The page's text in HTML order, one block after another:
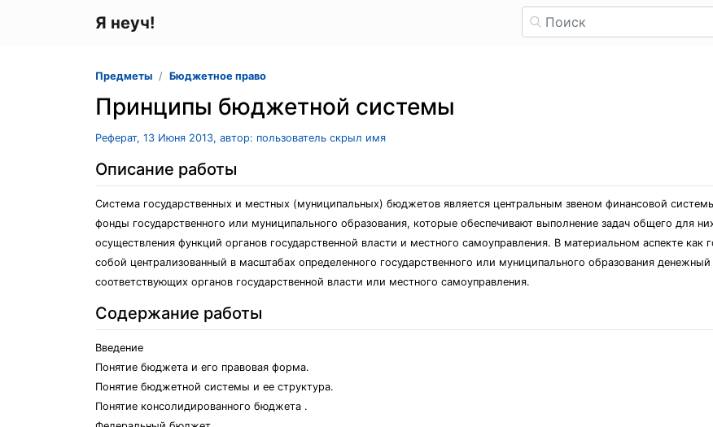
Я неуч!
Предметы Бюджетное право
Принципы бюджетной системы
Реферат, 13 Июня 2013, автор: пользователь скрыл имя
Описание работы
Система государственных и местных (муниципальных) бюджетов является центральным звеном финансовой
фонды государственного или муниципального образования, которые обеспечивают выполнение задач общего для
осуществления функций органов государственной власти и местного самоуправления. В материальном аспекте
собой централизованный в масштабах определенного государственного или муниципального образования
соответствующих органов государственной власти или местного самоуправления.
Содержание работы
Введение
Понятие бюджета и его правовая форма.
Понятие бюджетной системы и ее структура.
Понятие консолидированного бюджета .